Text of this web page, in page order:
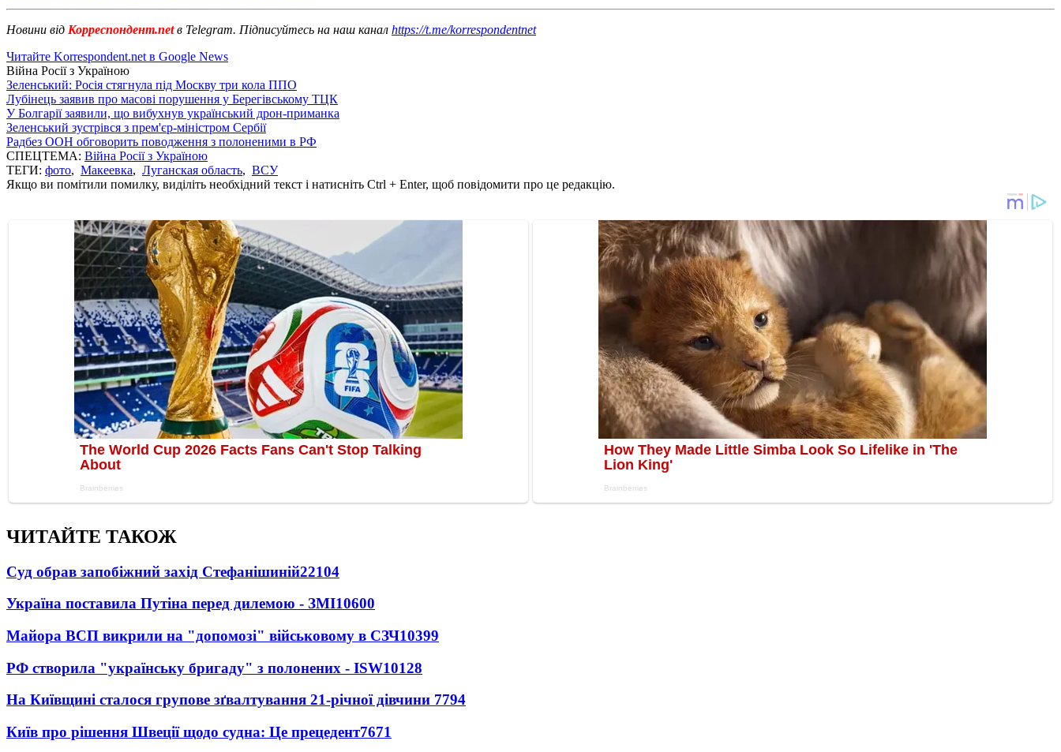
Новини від Корреспондент.netв Telegram. Підписуйтесь на наш канал https://t.me/korrespondentnet
Читайте Korrespondent.net в Google News
Війна Росії з Україною
Зеленський: Росія стягнула під Москву три кола ППО
Лубінець заявив про масові порушення у Берегівському ТЦК
У Болгарії заявили, що вибухнув український дрон-приманка
Зеленський зустрівся з прем'єр-міністром Сербії
Радбез ООН обговорить поводження з полоненими в РФ
СПЕЦТЕМА: Війна Росії з Україною
ТЕГИ: фото, Макеевка, Луганская область, ВСУ
Якщо ви помітили помилку, виділіть необхідний текст і натисніть Ctrl + Enter, щоб повідомити про це редакцію.
ЧИТАЙТЕ ТАКОЖ
Суд обрав запобіжний захід Стефанішиній22104
Україна поставила Путіна перед дилемою - ЗМІ10600
Майора ВСП викрили на "допомозі" військовому в СЗЧ10399
РФ створила "українську бригаду" з полонених - ISW10128
На Київщині сталося групове зґвалтування 21-річної дівчини 7794
Київ про рішення Швеції щодо судна: Це прецедент7671